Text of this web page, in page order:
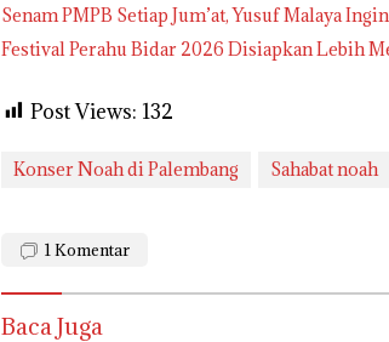
Senam PMPB Setiap Jum’at, Yusuf Malaya
Festival Perahu Bidar 2026 Disiapkan Lebih
Post Views: 132
Konser Noah di Palembang Sahabat noah
1Komentar
Baca Juga